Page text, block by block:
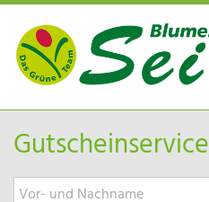
Gutscheinservice